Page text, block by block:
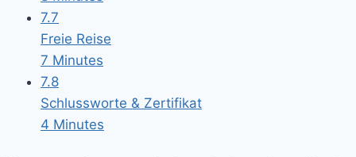
7.7
Freie Reise
7 Minutes
7.8
Schlussworte & Zertifikat
4 Minutes